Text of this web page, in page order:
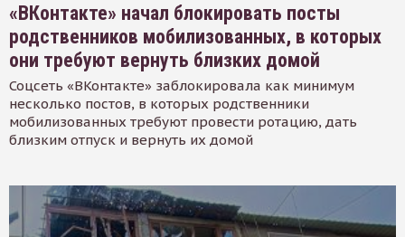
«ВКонтакте» начал блокировать посты
родственников мобилизованных, в которых
они требуют вернуть близких домой
Соцсеть «ВКонтакте» заблокировала как минимум
несколько постов, в которых родственники
мобилизованных требуют провести ротацию, дать
близким отпуск и вернуть их домой